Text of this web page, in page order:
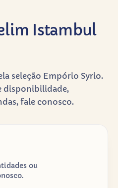
Istambul
seleção Empório Syrio.
disponibilidade,
fale conosco.
ou